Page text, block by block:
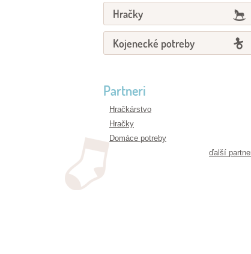
Hračky
Kojenecké potreby
Partneri
Hračkárstvo
Hračky
Domáce potreby
ďalší